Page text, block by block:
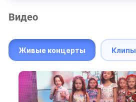
Видео
Живые концерты Клипы